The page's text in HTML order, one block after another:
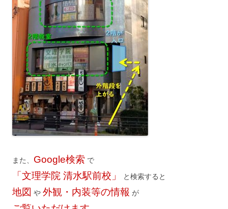
また、 Google検索 で
「文理学院 清水駅前校」 と検索すると
地図 や 外観・内装等の情報 が